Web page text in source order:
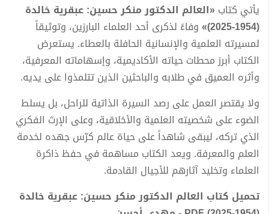
يأتي كتاب«العالم الدكتور منكر حسين: عبقرية خالدة
(1954-2025)»
وفاءً لذكرى أحد العلماء البارزين، وتوثيقاً
لمسيرته العلمية والإنسانية الحافلة بالعطاء. يستعرض
الكتاب أبرز محطات حياته الأكاديمية، وإسهاماته المعرفية،
وأثره العميق في طلابه والباحثين الذين تتلمذوا على يديه.
ولا يقتصر العمل على رصد السيرة الذاتية للراحل، بل يسلط
الضوء على شخصيته العلمية والأخلاقية، وعلى الإرث الفكري
الذي تركه، ليبقى شاهداً على حياة عالم كرّس جهده لخدمة
العلم والمعرفة. ويعد الكتاب مساهمة في حفظ ذاكرة
العلماء وتخليد آثارهم للأجيال القادمة.
تحميل كتاب العالم الدكتور منكر حسين: عبقرية خالدة